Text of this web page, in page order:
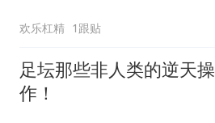
欢乐杠精 1跟贴
足坛那些非人类的逆天操
作！